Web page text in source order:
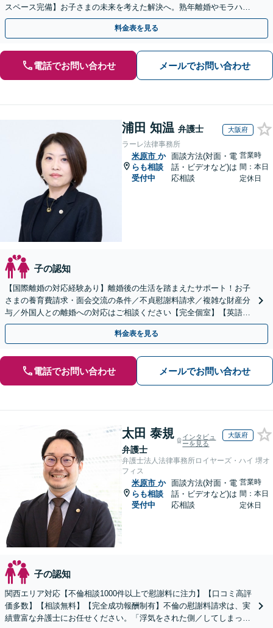
スペース完備】お子さまの未来を考えた解決へ。熟年離婚やモラハラ
のご相談多数【Web面談・電話相談・夜間相談OK】
料金表を見る
電話でお問い合わせ メールでお問い合わせ
浦田 知温 弁護士 大阪府
ラーレ法律事務所
米原市 か
らも相談
受付中
面談方法(対面・電
話・ビデオなど)は
応相談
営業時
間：本日
定休日
子の認知
【国際離婚の対応経験あり】離婚後の生活を踏まえたサポート！お子
さまの養育費請求・面会交流の条件／不貞慰謝料請求／複雑な財産分
与／外国人との離婚への対応はご相談ください【完全個室】【英語対
応可】【大阪天満宮駅5分】
料金表を見る
電話でお問い合わせ メールでお問い合わせ
太田 泰規
弁護士
インタビュ
ーを見る
大阪府
弁護士法人法律事務所ロイヤーズ・ハイ 堺オ
フィス
米原市 か
らも相談
受付中
面談方法(対面・電
話・ビデオなど)は
応相談
営業時
間：本日
定休日
子の認知
関西エリア対応【不倫相談1000件以上で慰謝料に注力】【口コミ高評
価多数】【相談無料】【完全成功報酬制有】不倫の慰謝料請求は、実
績豊富な弁護士にお任せください。「浮気をされた側／してしまった